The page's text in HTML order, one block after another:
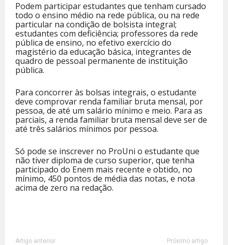
Podem participar estudantes que tenham cursado
todo o ensino médio na rede pública, ou na rede
particular na condição de bolsista integral;
estudantes com deficiência; professores da rede
pública de ensino, no efetivo exercício do
magistério da educação básica, integrantes de
quadro de pessoal permanente de instituição
pública.
Para concorrer às bolsas integrais, o estudante
deve comprovar renda familiar bruta mensal, por
pessoa, de até um salário mínimo e meio. Para as
parciais, a renda familiar bruta mensal deve ser de
até três salários mínimos por pessoa.
Só pode se inscrever no ProUni o estudante que
não tiver diploma de curso superior, que tenha
participado do Enem mais recente e obtido, no
mínimo, 450 pontos de média das notas, e nota
acima de zero na redação.
Artigo anterior Próximo artigo